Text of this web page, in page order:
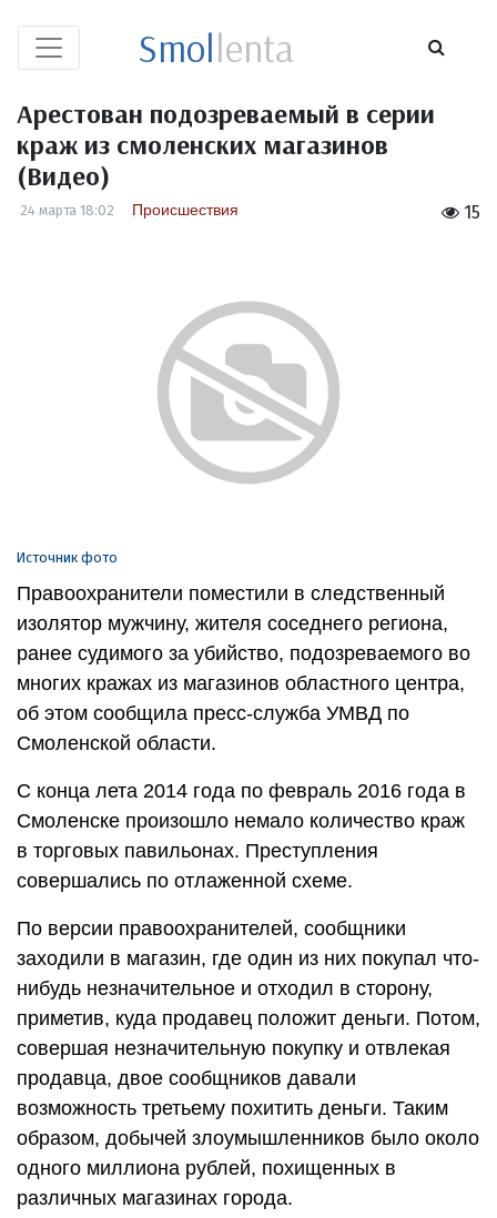
Smollenta
Арестован подозреваемый в серии
краж из смоленских магазинов
(Видео)
15
24 марта 18:02 Происшествия
Источник фото
Правоохранители поместили в следственный
изолятор мужчину, жителя соседнего региона,
ранее судимого за убийство, подозреваемого во
многих кражах из магазинов областного центра,
об этом сообщила пресс-служба УМВД по
Смоленской области.
С конца лета 2014 года по февраль 2016 года в
Смоленске произошло немало количество краж
в торговых павильонах. Преступления
совершались по отлаженной схеме.
По версии правоохранителей, сообщники
заходили в магазин, где один из них покупал что-
нибудь незначительное и отходил в сторону,
приметив, куда продавец положит деньги. Потом,
совершая незначительную покупку и отвлекая
продавца, двое сообщников давали
возможность третьему похитить деньги. Таким
образом, добычей злоумышленников было около
одного миллиона рублей, похищенных в
различных магазинах города.